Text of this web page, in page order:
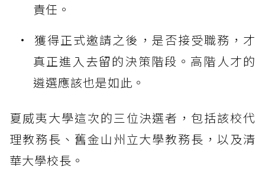
責任。
獲得正式邀請之後，是否接受職務，才
真正進入去留的決策階段。高階人才的
遴選應該也是如此。
夏威夷大學這次的三位決選者，包括該校代
理教務長、舊金山州立大學教務長，以及清
華大學校長。